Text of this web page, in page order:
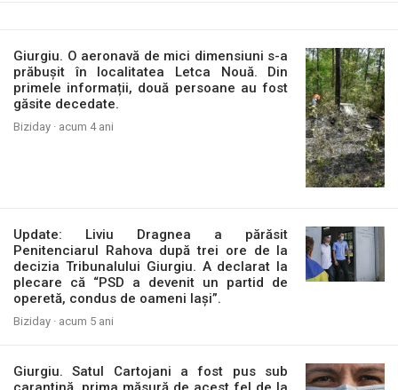
Giurgiu. O aeronavă de mici dimensiuni s-a
prăbușit în localitatea Letca Nouă. Din
primele informații, două persoane au fost
găsite decedate.
Biziday · acum 4 ani
Update: Liviu Dragnea a părăsit
Penitenciarul Rahova după trei ore de la
decizia Tribunalului Giurgiu. A declarat la
plecare că “PSD a devenit un partid de
operetă, condus de oameni lași”.
Biziday · acum 5 ani
Giurgiu. Satul Cartojani a fost pus sub